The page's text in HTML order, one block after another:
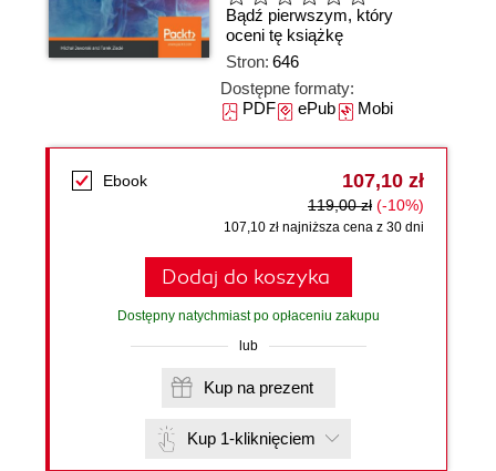
Bądź pierwszym, który
oceni tę książkę
Stron: 646
Dostępne formaty:
PDFePubMobi
Ebook 107,10 zł
119,00 zł (-10%)
107,10 zł najniższa cena z 30 dni
Dodaj do koszyka
Dostępny natychmiast po opłaceniu zakupu
lub
Kup na prezent
Kup 1-kliknięciem